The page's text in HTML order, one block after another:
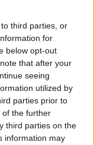
third parties, or
for
below opt-out
that after your
seeing
utilized by
parties prior to
of the further
third parties on the
information may